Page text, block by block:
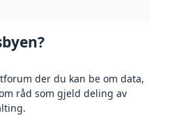
der du kan be om data,
råd som gjeld deling av